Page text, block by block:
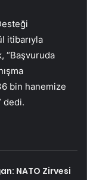
itibarıyla
“Başvuruda
bin hanemize
dedi.
NATO Zirvesi